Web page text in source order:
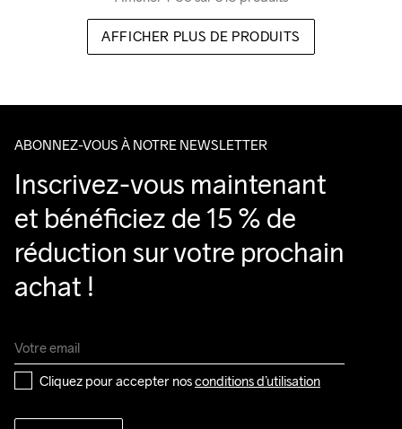
AFFICHER PLUS DE PRODUITS
ABONNEZ-VOUS À NOTRE NEWSLETTER
Inscrivez-vous maintenant
et bénéficiez de 15 % de
réduction sur votre prochain
achat !
Cliquez pour accepter nos conditions d’utilisation